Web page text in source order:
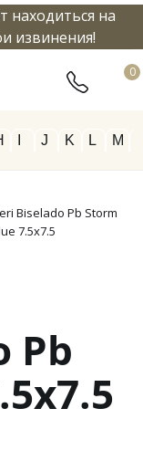
8 800
находиться на
извинения!
0
J K L M
Biselado Pb Storm
7.5x7.5
Pb